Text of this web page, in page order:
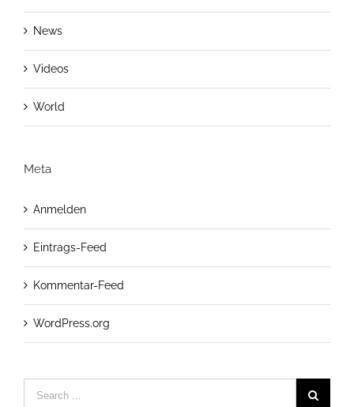
News
Videos
World
Meta
Anmelden
Eintrags-Feed
Kommentar-Feed
WordPress.org